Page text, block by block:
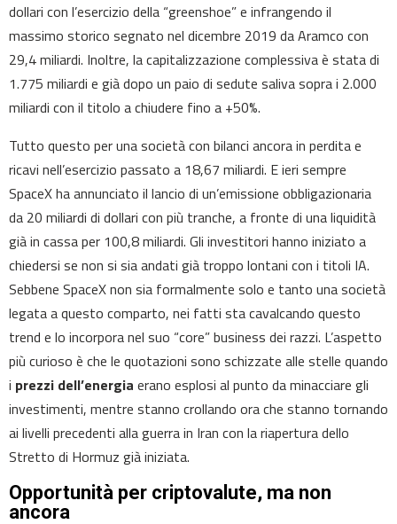
dollari con l’esercizio della “greenshoe” e infrangendo il
massimo storico segnato nel dicembre 2019 da Aramco con
29,4 miliardi. Inoltre, la capitalizzazione complessiva è stata di
1.775 miliardi e già dopo un paio di sedute saliva sopra i 2.000
miliardi con il titolo a chiudere fino a +50%.
Tutto questo per una società con bilanci ancora in perdita e
ricavi nell’esercizio passato a 18,67 miliardi. E ieri sempre
SpaceX ha annunciato il lancio di un’emissione obbligazionaria
da 20 miliardi di dollari con più tranche, a fronte di una liquidità
già in cassa per 100,8 miliardi. Gli investitori hanno iniziato a
chiedersi se non si sia andati già troppo lontani con i titoli IA.
Sebbene SpaceX non sia formalmente solo e tanto una società
legata a questo comparto, nei fatti sta cavalcando questo
trend e lo incorpora nel suo “core” business dei razzi. L’aspetto
più curioso è che le quotazioni sono schizzate alle stelle quando
i prezzi dell’energia erano esplosi al punto da minacciare gli
investimenti, mentre stanno crollando ora che stanno tornando
ai livelli precedenti alla guerra in Iran con la riapertura dello
Stretto di Hormuz già iniziata.
Opportunità per criptovalute, ma non
ancora